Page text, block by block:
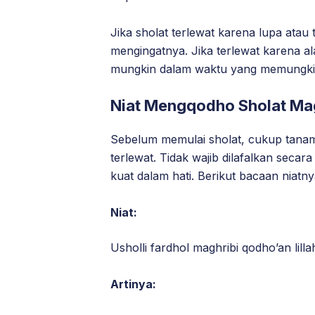
Jika sholat terlewat karena lupa atau
mengingatnya. Jika terlewat karena
mungkin dalam waktu yang
Niat Mengqodho Sholat
Sebelum memulai sholat, cukup
terlewat. Tidak wajib dilafalkan
kuat dalam hati. Berikut bacaan
Niat:
Usholli fardhol maghribi qodho’an
Artinya: